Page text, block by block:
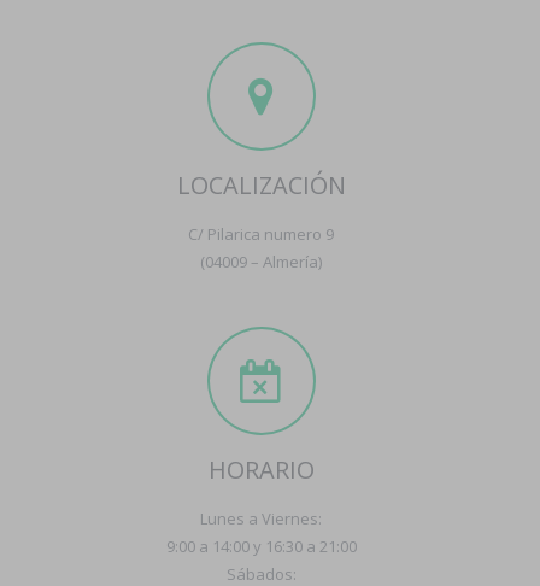
LOCALIZACIÓN
C/ Pilarica numero 9
(04009 – Almería)
HORARIO
Lunes a Viernes:
9:00 a 14:00 y 16:30 a 21:00
Sábados: